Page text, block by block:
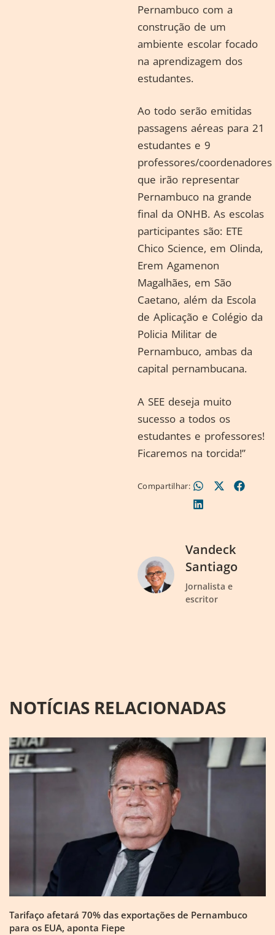
Pernambuco com a
construção de um
ambiente escolar focado
na aprendizagem dos
estudantes.
Ao todo serão emitidas
passagens aéreas para 21
estudantes e 9
professores/coordenadores
que irão representar
Pernambuco na grande
final da ONHB. As escolas
participantes são: ETE
Chico Science, em Olinda,
Erem Agamenon
Magalhães, em São
Caetano, além da Escola
de Aplicação e Colégio da
Policia Militar de
Pernambuco, ambas da
capital pernambucana.
A SEE deseja muito
sucesso a todos os
estudantes e professores!
Ficaremos na torcida!”
Compartilhar:
Vandeck
Santiago
Jornalista e
escritor
NOTÍCIAS RELACIONADAS
Tarifaço afetará 70% das exportações de Pernambuco
para os EUA, aponta Fiepe